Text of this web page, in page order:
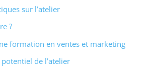
sur l’atelier
?
formation en ventes et marketing
de l’atelier